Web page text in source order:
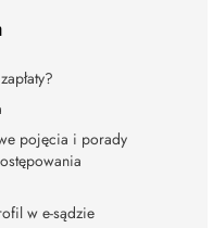
pojęcia i porady
w e-sądzie